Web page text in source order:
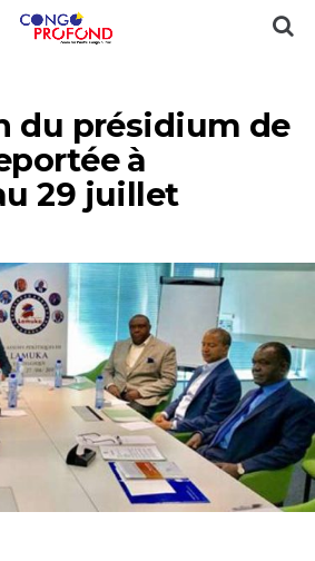
du présidium de
à
29 juillet